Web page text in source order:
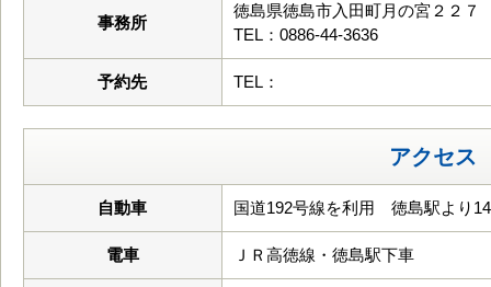
事務所
徳島県徳島市入田町月の宮２２７
TEL：0886-44-3636
予約先 TEL：
アクセス
自動車 国道192号線を利用 徳島駅より
電車 ＪＲ高徳線・徳島駅下車